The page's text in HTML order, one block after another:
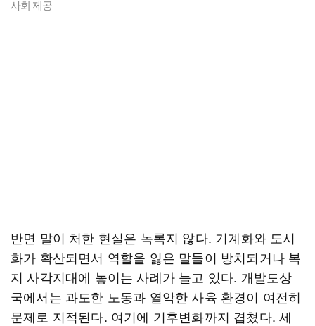
사회 제공
반면 말이 처한 현실은 녹록지 않다. 기계화와 도시
화가 확산되면서 역할을 잃은 말들이 방치되거나 복
지 사각지대에 놓이는 사례가 늘고 있다. 개발도상
국에서는 과도한 노동과 열악한 사육 환경이 여전히
문제로 지적된다. 여기에 기후변화까지 겹쳤다. 세